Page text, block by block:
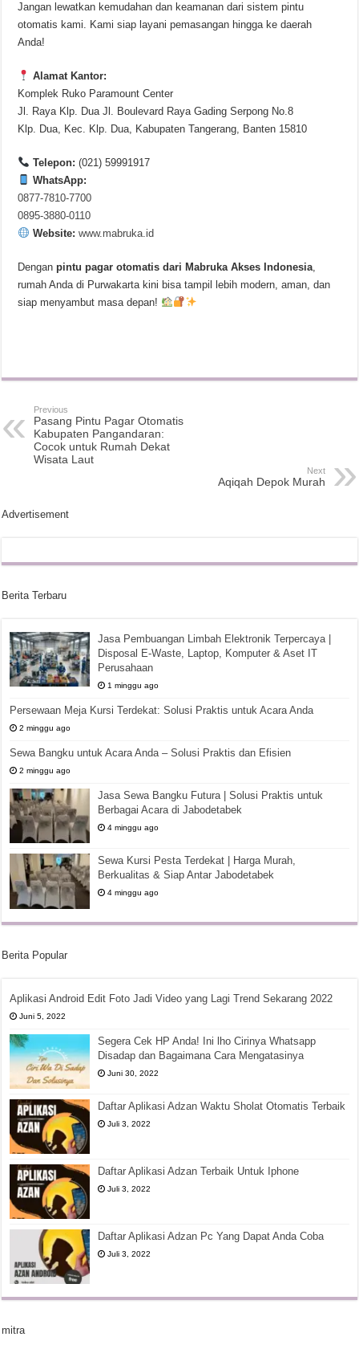
Jangan lewatkan kemudahan dan keamanan dari sistem pintu
otomatis kami. Kami siap layani pemasangan hingga ke daerah
Anda!
Alamat Kantor:
Komplek Ruko Paramount Center
Jl. Raya Klp. Dua Jl. Boulevard Raya Gading Serpong No.8
Klp. Dua, Kec. Klp. Dua, Kabupaten Tangerang, Banten 15810
Telepon: (021) 59991917
WhatsApp:
0877-7810-7700
0895-3880-0110
Website: www.mabruka.id
Denganpintu pagar otomatis dari Mabruka Akses Indonesia,
rumah Anda di Purwakarta kini bisa tampil lebih modern, aman, dan
siap menyambut masa depan!
Previous
Pasang Pintu Pagar Otomatis
Kabupaten Pangandaran:
Cocok untuk Rumah Dekat
Wisata Laut
Next
Aqiqah Depok Murah
Advertisement
Berita Terbaru
Jasa Pembuangan Limbah Elektronik Terpercaya |
Disposal E-Waste, Laptop, Komputer & Aset IT
Perusahaan
1 minggu ago
Persewaan Meja Kursi Terdekat: Solusi Praktis untuk Acara Anda
2 minggu ago
Sewa Bangku untuk Acara Anda – Solusi Praktis dan Efisien
2 minggu ago
Jasa Sewa Bangku Futura | Solusi Praktis untuk
Berbagai Acara di Jabodetabek
4 minggu ago
Sewa Kursi Pesta Terdekat | Harga Murah,
Berkualitas & Siap Antar Jabodetabek
4 minggu ago
Berita Popular
Aplikasi Android Edit Foto Jadi Video yang Lagi Trend Sekarang 2022
Juni 5, 2022
Segera Cek HP Anda! Ini lho Cirinya Whatsapp
Disadap dan Bagaimana Cara Mengatasinya
Juni 30, 2022
Daftar Aplikasi Adzan Waktu Sholat Otomatis Terbaik
Juli 3, 2022
Daftar Aplikasi Adzan Terbaik Untuk Iphone
Juli 3, 2022
Daftar Aplikasi Adzan Pc Yang Dapat Anda Coba
Juli 3, 2022
mitra